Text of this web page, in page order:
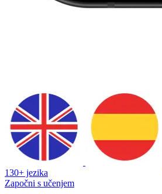
130+ jezika
Započni s učenjem